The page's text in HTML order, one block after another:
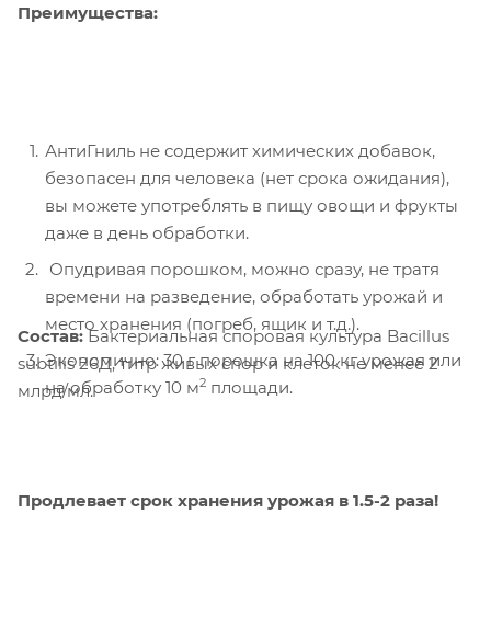
Преимущества:
АнтиГниль не содержит химических добавок,
безопасен для человека (нет срока ожидания),
вы можете употреблять в пищу овощи и фрукты
даже в день обработки.
Опудривая порошком, можно сразу, не тратя
времени на разведение, обработать урожай и
место хранения (погреб, ящик и т.д.).
Экономично: 30 г порошка на 100 кг урожая или
на обработку 10 м2 площади.
Состав:Бактериальная споровая культура Bacillus
subtilis 26Д, титр живых спор и клеток не менее 2
млрд/мл.
Продлевает срок хранения урожая в 1.5-2 раза!